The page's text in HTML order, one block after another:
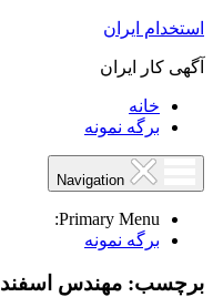
استخدام ایران
آگهی کار ایران
خانه
برگه نمونه
Primary Menu:
برگه نمونه
برچسب: مهندس اسفند